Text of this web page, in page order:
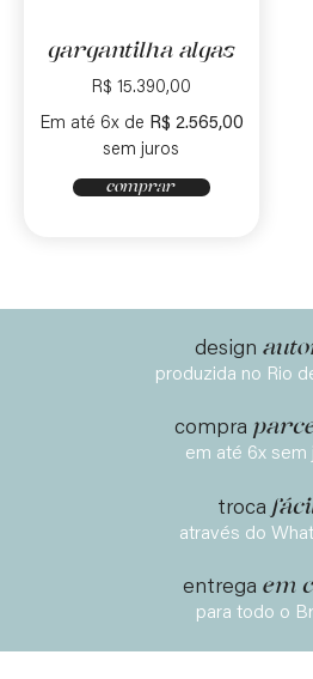
gargantilha algas
R$ 15.390,00
Em até 6x de R$ 2.565,00
sem juros
comprar
design
produzida no Rio
compra
em até 6x sem
troca
através do
entrega em
para todo o